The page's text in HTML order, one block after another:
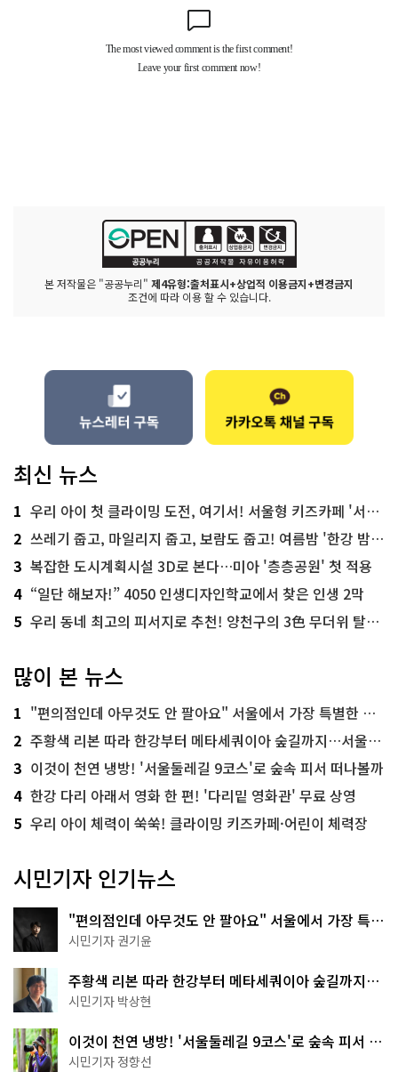
본 저작물은 "공공누리" 제4유형:출처표시+상업적 이용금지+변경금지
조건에 따라 이용 할 수 있습니다.
최신 뉴스
1 우리 아이 첫 클라이밍 도전, 여기서! 서울형 키즈카페 '서울가족플라자점'
2 쓰레기 줍고, 마일리지 줍고, 보람도 줍고! 여름밤 '한강 밤마실 줍깅'
3 복잡한 도시계획시설 3D로 본다…미아 '층층공원' 첫 적용
4 “일단 해보자!” 4050 인생디자인학교에서 찾은 인생 2막
5 우리 동네 최고의 피서지로 추천! 양천구의 3色 무더위 탈출 명소
많이 본 뉴스
1 "편의점인데 아무것도 안 팔아요" 서울에서 가장 특별한 편의점의 정체
2 주황색 리본 따라 한강부터 메타세쿼이아 숲길까지…서울둘레길 15코스
3 이것이 천연 냉방! '서울둘레길 9코스'로 숲속 피서 떠나볼까
4 한강 다리 아래서 영화 한 편! '다리밑 영화관' 무료 상영
5 우리 아이 체력이 쑥쑥! 클라이밍 키즈카페·어린이 체력장
시민기자 인기뉴스
"편의점인데 아무것도 안 팔아요" 서울에서 가장 특별
한 편의점의 정체
시민기자 권기윤
주황색 리본 따라 한강부터 메타세쿼이아 숲길까지…
서울둘레길 15코스
시민기자 박상현
이것이 천연 냉방! '서울둘레길 9코스'로 숲속 피서 떠
나볼까
시민기자 정향선